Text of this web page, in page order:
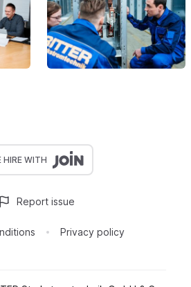
HIRE WITH
Privacy policy
Report issue